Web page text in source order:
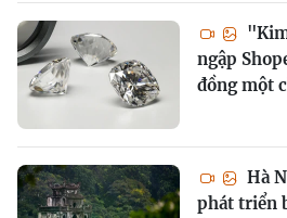
ngập
đồng một
Hà
phát triển